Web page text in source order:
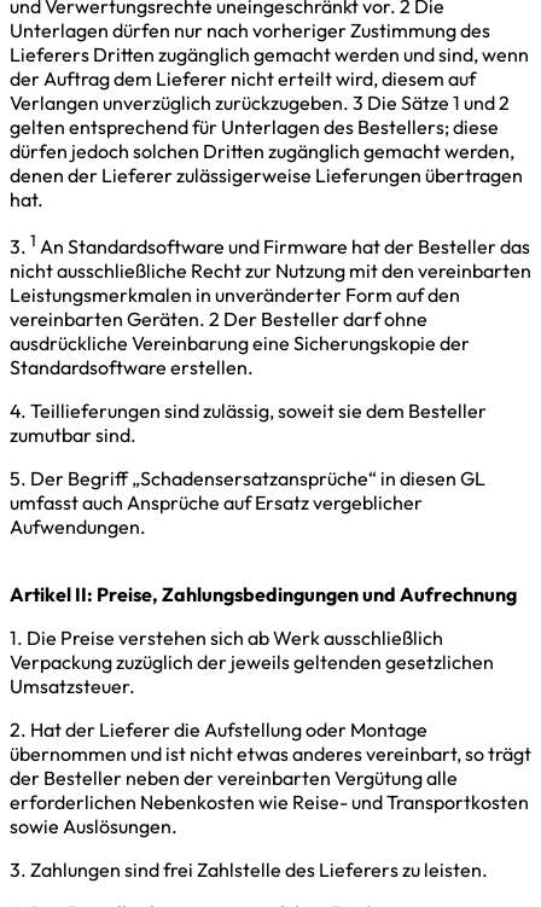
und Verwertungsrechte uneingeschränkt vor. 2 Die
Unterlagen dürfen nur nach vorheriger Zustimmung des
Lieferers Dritten zugänglich gemacht werden und sind, wenn
der Auftrag dem Lieferer nicht erteilt wird, diesem auf
Verlangen unverzüglich zurückzugeben. 3 Die Sätze 1 und 2
gelten entsprechend für Unterlagen des Bestellers; diese
dürfen jedoch solchen Dritten zugänglich gemacht werden,
denen der Lieferer zulässigerweise Lieferungen übertragen
hat.
3. 1 An Standardsoftware und Firmware hat der Besteller das
nicht ausschließliche Recht zur Nutzung mit den vereinbarten
Leistungsmerkmalen in unveränderter Form auf den
vereinbarten Geräten. 2 Der Besteller darf ohne
ausdrückliche Vereinbarung eine Sicherungskopie der
Standardsoftware erstellen.
4. Teillieferungen sind zulässig, soweit sie dem Besteller
zumutbar sind.
5. Der Begriff „Schadensersatzansprüche“ in diesen GL
umfasst auch Ansprüche auf Ersatz vergeblicher
Aufwendungen.
Artikel II: Preise, Zahlungsbedingungen und Aufrechnung
1. Die Preise verstehen sich ab Werk ausschließlich
Verpackung zuzüglich der jeweils geltenden gesetzlichen
Umsatzsteuer.
2. Hat der Lieferer die Aufstellung oder Montage
übernommen und ist nicht etwas anderes vereinbart, so trägt
der Besteller neben der vereinbarten Vergütung alle
erforderlichen Nebenkosten wie Reise- und Transportkosten
sowie Auslösungen.
3. Zahlungen sind frei Zahlstelle des Lieferers zu leisten.